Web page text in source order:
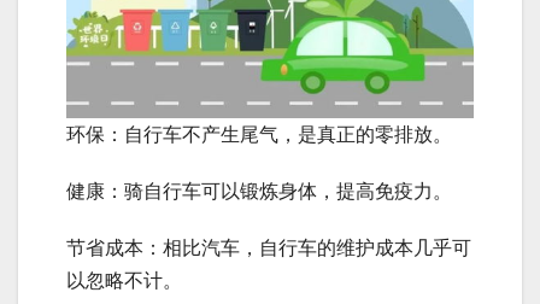
环保：自行车不产生尾气，是真正的零排放。
健康：骑自行车可以锻炼身体，提高免疫力。
节省成本：相比汽车，自行车的维护成本几乎可
以忽略不计。